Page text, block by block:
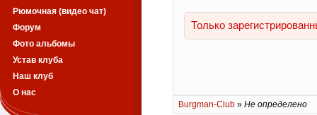
Burgman-Club » Не определено
Рюмочная (видео чат)
Форум
Фото альбомы
Устав клуба
Наш клуб
О нас